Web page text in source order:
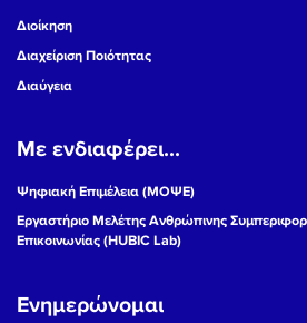
Διοίκηση
Διαχείριση Ποιότητας
Διαύγεια
Με ενδιαφέρει...
Ψηφιακή Επιμέλεια (ΜΟΨΕ)
Εργαστήριο Μελέτης Ανθρώπινης
Επικοινωνίας (HUBIC Lab)
Ενημερώνομαι